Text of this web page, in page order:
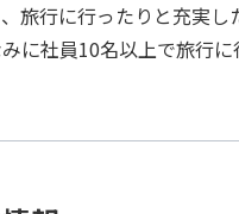
旅行に行ったりと充実し
に社員10名以上で旅行に